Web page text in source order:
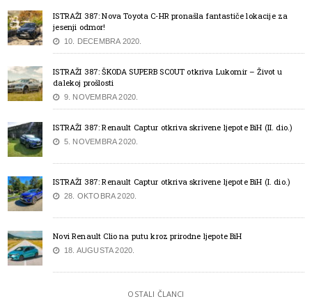
ISTRAŽI 387: Nova Toyota C-HR pronašla fantastiče lokacije za
jesenji odmor!
10. DECEMBRA 2020.
ISTRAŽI 387: ŠKODA SUPERB SCOUT otkriva Lukomir – Život u
dalekoj prošlosti
9. NOVEMBRA 2020.
ISTRAŽI 387: Renault Captur otkriva skrivene ljepote BiH (II. dio.)
5. NOVEMBRA 2020.
ISTRAŽI 387: Renault Captur otkriva skrivene ljepote BiH (I. dio.)
28. OKTOBRA 2020.
Novi Renault Clio na putu kroz prirodne ljepote BiH
18. AUGUSTA 2020.
OSTALI ČLANCI